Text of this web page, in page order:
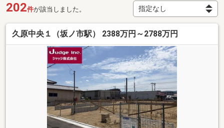
202件が該当しました。
久原中央１（坂ノ市駅） 2388万円～2788万円